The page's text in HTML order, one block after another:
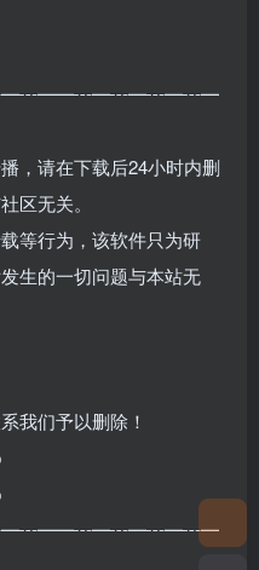
，请在下载后24小时内删
区无关。
等行为，该软件只为研
生的一切问题与本站无
我们予以删除！